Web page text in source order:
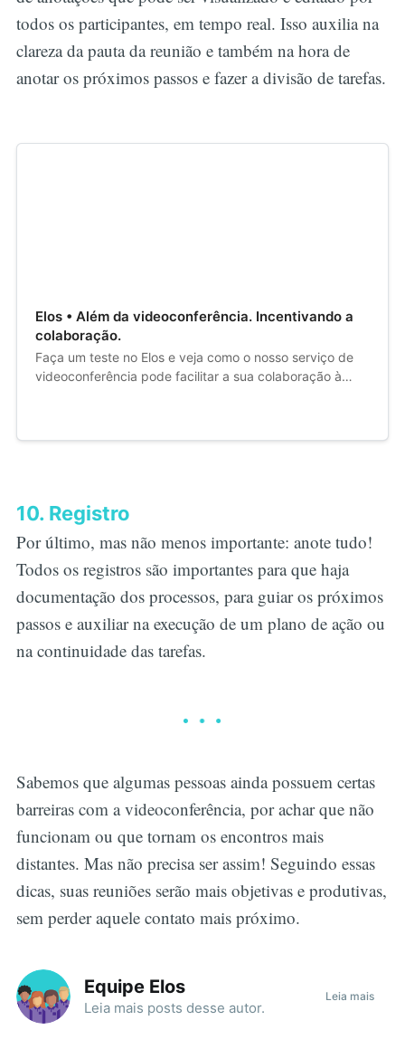
todos os participantes, em tempo real. Isso auxilia na
clareza da pauta da reunião e também na hora de
anotar os próximos passos e fazer a divisão de tarefas.
Elos • Além da videoconferência. Incentivando a
colaboração.
Faça um teste no Elos e veja como o nosso serviço de
videoconferência pode facilitar a sua colaboração à
10. Registro
Por último, mas não menos importante: anote tudo!
Todos os registros são importantes para que haja
documentação dos processos, para guiar os próximos
passos e auxiliar na execução de um plano de ação ou
na continuidade das tarefas.
Sabemos que algumas pessoas ainda possuem certas
barreiras com a videoconferência, por achar que não
funcionam ou que tornam os encontros mais
distantes. Mas não precisa ser assim! Seguindo essas
dicas, suas reuniões serão mais objetivas e produtivas,
sem perder aquele contato mais próximo.
Equipe Elos
Leia mais posts desse autor.
Leia mais